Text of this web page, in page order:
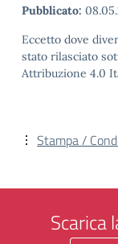
Pubblicato:
Eccetto dove
stato rilasciato
Attribuzione 4.0
Stampa /
Scarica